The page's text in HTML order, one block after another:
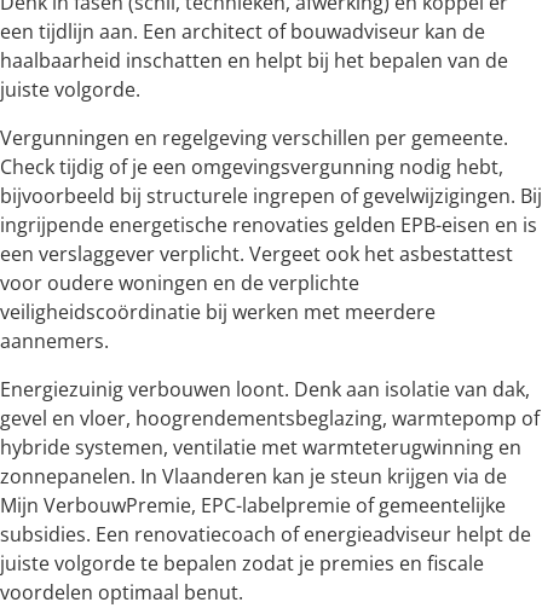
een tijdlijn aan. Een architect of bouwadviseur kan de
haalbaarheid inschatten en helpt bij het bepalen van de
juiste volgorde.
Vergunningen en regelgeving verschillen per gemeente.
Check tijdig of je een omgevingsvergunning nodig hebt,
bijvoorbeeld bij structurele ingrepen of gevelwijzigingen. Bij
ingrijpende energetische renovaties gelden EPB-eisen en is
een verslaggever verplicht. Vergeet ook het asbestattest
voor oudere woningen en de verplichte
veiligheidscoördinatie bij werken met meerdere
aannemers.
Energiezuinig verbouwen loont. Denk aan isolatie van dak,
gevel en vloer, hoogrendementsbeglazing, warmtepomp of
hybride systemen, ventilatie met warmteterugwinning en
zonnepanelen. In Vlaanderen kan je steun krijgen via de
Mijn VerbouwPremie, EPC-labelpremie of gemeentelijke
subsidies. Een renovatiecoach of energieadviseur helpt de
juiste volgorde te bepalen zodat je premies en fiscale
voordelen optimaal benut.